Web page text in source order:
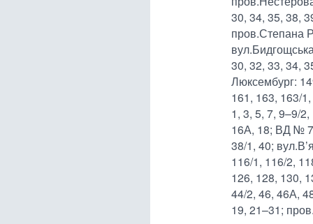
30, 34, 35, 38,
пров.Степана
30, 32, 33, 34,
Люксембург:
161, 163, 163/
1, 3, 5, 7, 9–9/
16А, 18; ВД №
38/1, 40;
116/1, 116/2,
126, 128, 130,
44/2, 46, 46А,
19, 21–31;